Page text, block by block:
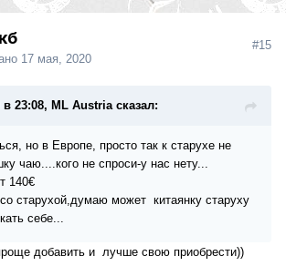
17 мая, 2020
#15
в 23:08, ML Austria сказал:
но в Европе, просто так к старухе не
чаю....кого не спроси-у нас нету...
140€
старухой,думаю может китаянку старуху
себе...
добавить и лучше свою приобрести))